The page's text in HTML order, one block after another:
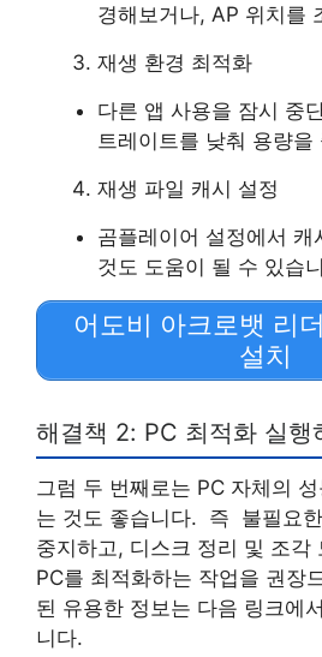
경해보거나, AP 위치를
재생 환경 최적화
다른 앱 사용을 잠시 중
트레이트를 낮춰 용량을
재생 파일 캐시 설정
곰플레이어 설정에서 캐
것도 도움이 될 수 있습
어도비 아크로뱃 리
설치
해결책 2: PC 최적화 실행
그럼 두 번째로는 PC 자체의
는 것도 좋습니다. 즉 불필요
중지하고, 디스크 정리 및 조각
PC를 최적화하는 작업을 권장
된 유용한 정보는 다음 링크에
니다.